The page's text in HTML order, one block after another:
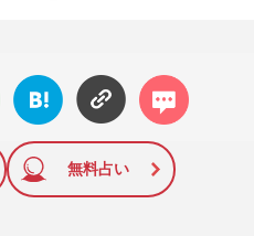
はてな
ブック
に追加
コメン
ト
無料占い